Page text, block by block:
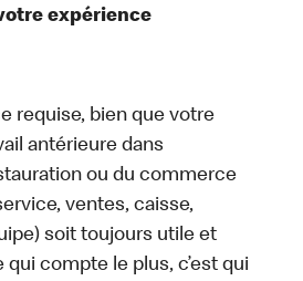
expérience
requise, bien que votre
antérieure dans
ou du commerce
ventes, caisse,
soit toujours utile et
qui compte le plus, c’est qui